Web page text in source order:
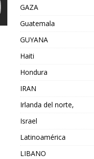
GAZA
Guatemala
GUYANA
Haiti
Hondura
IRAN
Irlanda del norte,
Israel
Latinoamérica
LIBANO